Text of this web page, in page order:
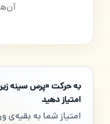
به حرکت «پرس سینه
امتیاز دهید
امتیاز شما به بقیه‌ی